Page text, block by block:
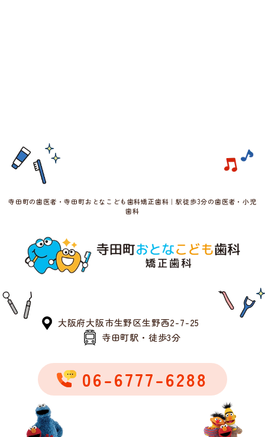
寺田町の歯医者・寺田町おとなこども歯科矯正歯科｜駅徒歩3分の歯医者・小児
歯科
大阪府大阪市生野区生野西2-7-25
寺田町駅・徒歩3分
06-6777-6288